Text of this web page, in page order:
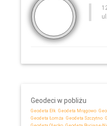
Geodeci w pobliżu
Geodeta Ełk Geodeta Mrągowo
Geodeta Łomża Geodeta Szczytno